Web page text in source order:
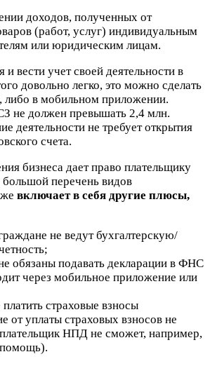
доходов, полученных от
(работ, услуг) индивидуальным
или юридическим лицам.
и вести учет своей деятельности в
довольно легко, это можно сделать
либо в мобильном приложении.
не должен превышать 2,4 млн.
деятельности не требует открытия
счета.
бизнеса дает право плательщику
перечень видов
включает в себя другие плюсы,
не ведут бухгалтерскую/
обязаны подавать декларации в ФНС
через мобильное приложение или
страховые взносы
от уплаты страховых взносов не
плательщик НПД не сможет, например,